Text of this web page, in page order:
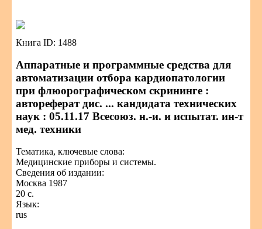
Книга ID: 1488
Аппаратные и программные средства для
автоматизации отбора кардиопатологии
при флюорографическом скрининге :
автореферат дис. ... кандидата технических
наук : 05.11.17 Всесоюз. н.-и. и испытат. ин-т
мед. техники
Тематика, ключевые слова:
Медицинские приборы и системы.
Сведения об издании:
Москва 1987
20 с.
Язык:
rus